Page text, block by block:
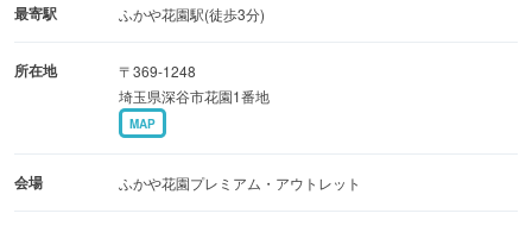
最寄駅
ふかや花園駅(徒歩3分)
所在地
〒369-1248
埼玉県深谷市花園1番地
MAP
会場 ふかや花園プレミアム・アウトレット